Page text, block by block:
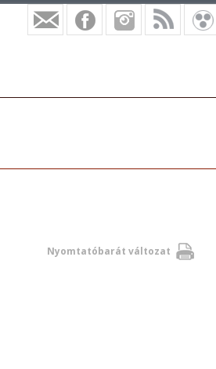
Nyomtatóbarát változat